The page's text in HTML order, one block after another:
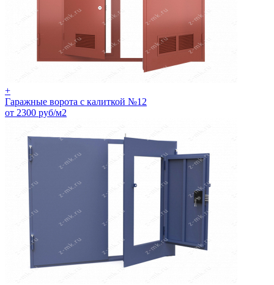
+
Гаражные ворота с калиткой №12
от 2300 руб/м2